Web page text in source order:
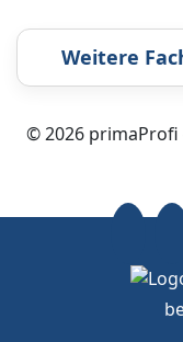
Wir
Weitere
Airbrush
Callcenter
Energieberatung
© 2026 primaProfi